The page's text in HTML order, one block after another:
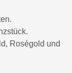
Roségold und